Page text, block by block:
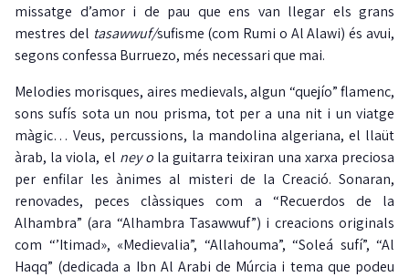
missatge d’amor i de pau que ens van llegar els grans
mestres del tasawwuf/sufisme (com Rumi o Al Alawi) és avui,
segons confessa Burruezo, més necessari que mai.
Melodies morisques, aires medievals, algun “quejío” flamenc,
sons sufís sota un nou prisma, tot per a una nit i un viatge
màgic… Veus, percussions, la mandolina algeriana, el llaüt
àrab, la viola, el ney ola guitarra teixiran una xarxa preciosa
per enfilar les ànimes al misteri de la Creació. Sonaran,
renovades, peces clàssiques com a “Recuerdos de la
Alhambra” (ara “Alhambra Tasawwuf”) i creacions originals
com “’Itimad», «Medievalia”, “Allahouma”, “Soleá sufí”, “Al
Haqq” (dedicada a Ibn Al Arabi de Múrcia i tema que podeu